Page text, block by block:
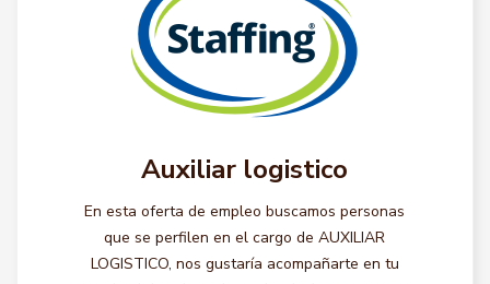
Auxiliar logistico
En esta oferta de empleo buscamos personas
que se perfilen en el cargo de AUXILIAR
LOGISTICO, nos gustaría acompañarte en tu